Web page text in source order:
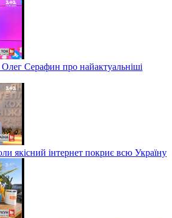
Серафин про найактуальніші
якісний інтернет покриє всю Україну